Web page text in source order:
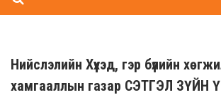
Нийслэлийн Хүүхэд, гэр бүлийн
хамгааллын газар СЭТГЭЛ ЗҮЙН